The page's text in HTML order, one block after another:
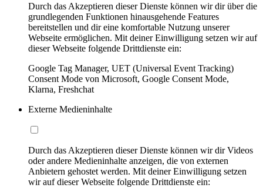
Durch das Akzeptieren dieser Dienste können wir dir über die
grundlegenden Funktionen hinausgehende Features
bereitstellen und dir eine komfortable Nutzung unserer
Webseite ermöglichen. Mit deiner Einwilligung setzen wir auf
dieser Webseite folgende Drittdienste ein:
Google Tag Manager, UET (Universal Event Tracking)
Consent Mode von Microsoft, Google Consent Mode,
Klarna, Freshchat
Externe Medieninhalte
Durch das Akzeptieren dieser Dienste können wir dir Videos
oder andere Medieninhalte anzeigen, die von externen
Anbietern gehostet werden. Mit deiner Einwilligung setzen
wir auf dieser Webseite folgende Drittdienste ein: